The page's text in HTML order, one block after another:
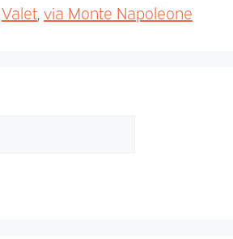
Valet via Monte Napoleone